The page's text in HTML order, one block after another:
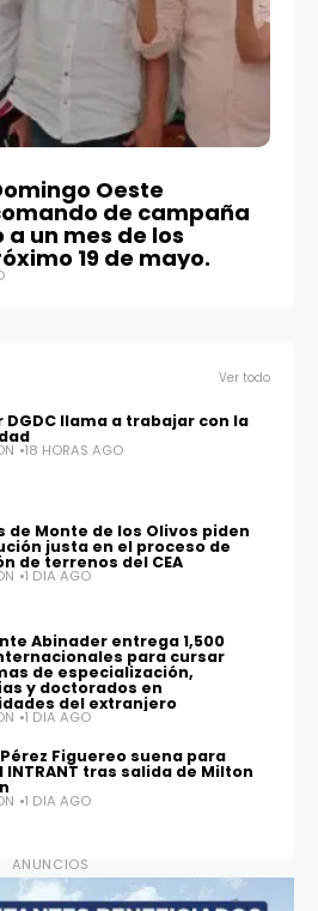
Oeste
de campaña
un mes de los
19 de mayo.
Ver todo
DGDC llama a trabajar con la
18 HORAS AGO
de Monte de los Olivos piden
justa en el proceso de
de terrenos del CEA
1 DÍA AGO
Abinader entrega 1,500
para cursar
de especialización,
y doctorados en
del extranjero
1 DÍA AGO
Figuereo suena para
INTRANT tras salida de Milton
1 DÍA AGO
ANUNCIOS